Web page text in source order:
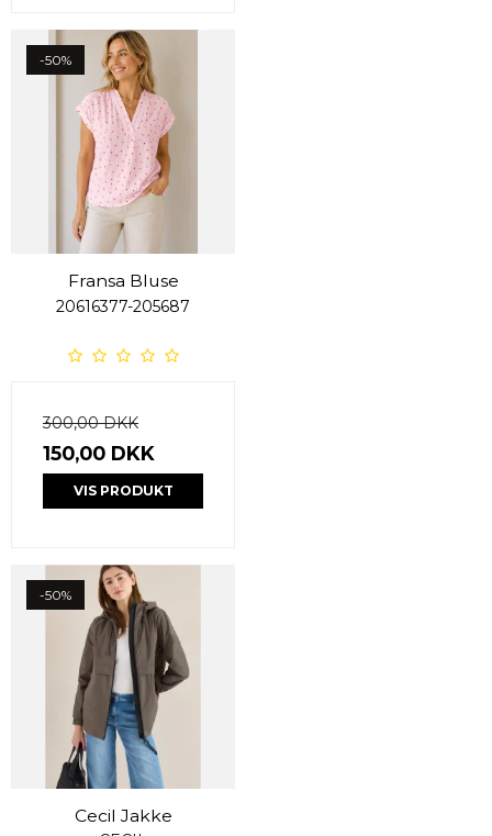
-50%
Fransa Bluse
20616377-205687
300,00 DKK
150,00 DKK
VIS PRODUKT
-50%
Cecil Jakke